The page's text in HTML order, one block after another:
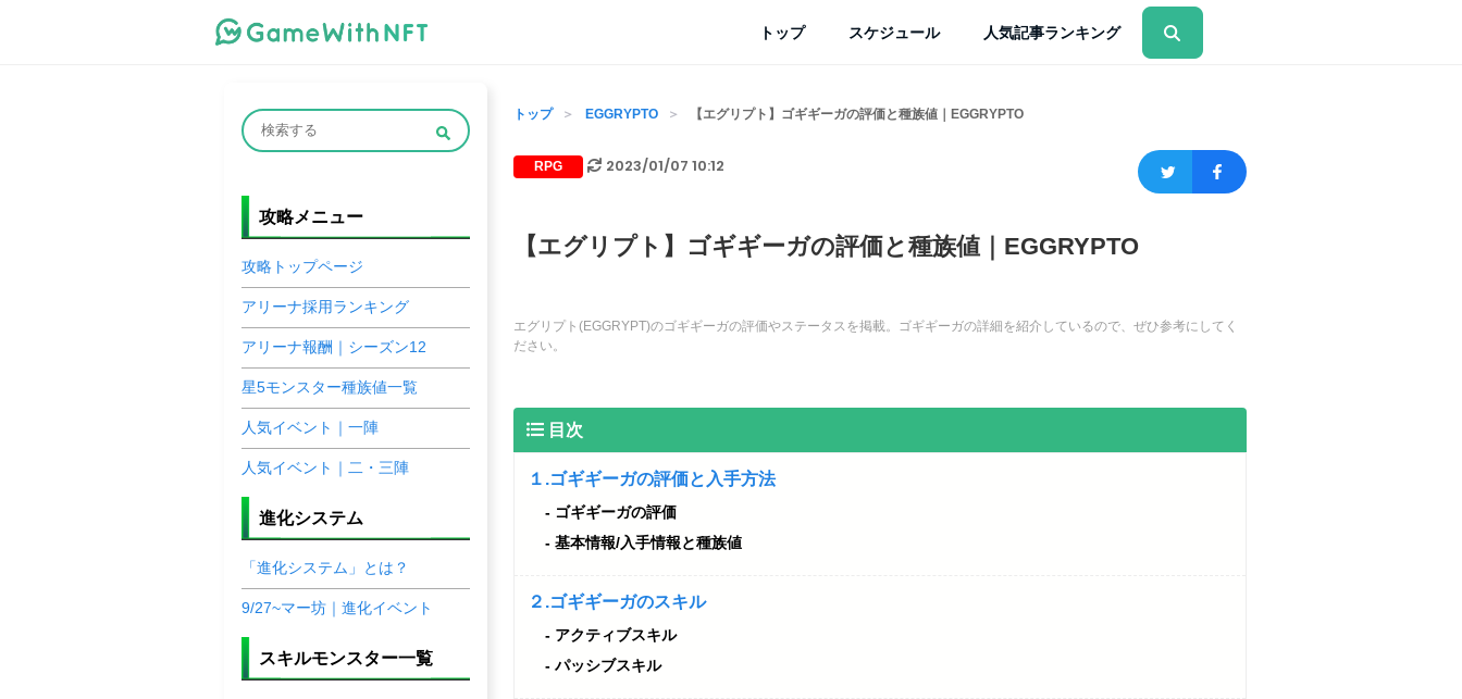
トップ スケジュール 人気記事ランキング
トップ EGGRYPTO 【エグリプト】ゴギギーガの評価と種族値｜EGGRYPTO
RPG 2023/01/07 10:12
【エグリプト】ゴギギーガの評価と種族値｜EGGRYPTO
エグリプト(EGGRYPT)のゴギギーガの評価やステータスを掲載。ゴギギーガの詳細を紹介しているので、ぜひ参考にしてく
ださい。
目次
１.ゴギギーガの評価と入手方法
ゴギギーガの評価
基本情報/入手情報と種族値
２.ゴギギーガのスキル
アクティブスキル
パッシブスキル
攻略メニュー
攻略トップページ
アリーナ採用ランキング
アリーナ報酬｜シーズン12
星5モンスター種族値一覧
人気イベント｜一陣
人気イベント｜二・三陣
進化システム
「進化システム」とは？
9/27~マー坊｜進化イベント
スキルモンスター一覧